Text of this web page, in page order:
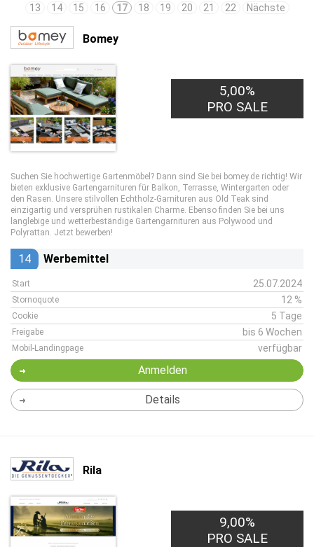
13
14 15 16 17 18 19 20 21 22 Nächste
Bomey
5,00%
PRO SALE
Suchen Sie hochwertige Gartenmöbel? Dann sind Sie bei bomey.de richtig! Wir
bieten exklusive Gartengarnituren für Balkon, Terrasse, Wintergarten oder
den Rasen. Unsere stilvollen Echtholz-Garnituren aus Old Teak sind
einzigartig und versprühen rustikalen Charme. Ebenso finden Sie bei uns
langlebige und wetterbeständige Gartengarnituren aus Polywood und
Polyrattan. Jetzt bewerben!
14 Werbemittel
Start 25.07.2024
Stornoquote 12 %
Cookie 5 Tage
Freigabe bis 6 Wochen
Mobil-Landingpage verfügbar
Anmelden
Details
Rila
9,00%
PRO SALE